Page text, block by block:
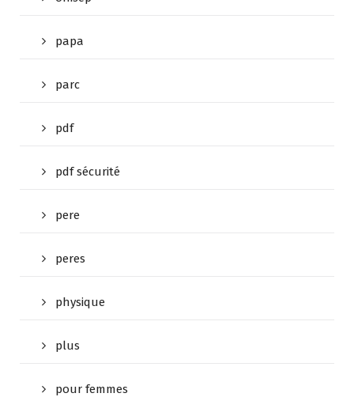
papa
parc
pdf
pdf sécurité
pere
peres
physique
plus
pour femmes